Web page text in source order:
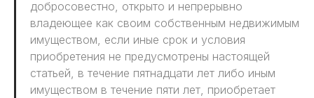
добросовестно, открыто и непрерывно
владеющее как своим собственным недвижимым
имуществом, если иные срок и условия
приобретения не предусмотрены настоящей
статьей, в течение пятнадцати лет либо иным
имуществом в течение пяти лет, приобретает